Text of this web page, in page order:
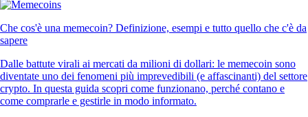
Che cos'è una memecoin? Definizione, esempi e tutto quello che c'è da
sapere
Dalle battute virali ai mercati da milioni di dollari: le memecoin sono
diventate uno dei fenomeni più imprevedibili (e affascinanti) del settore
crypto. In questa guida scopri come funzionano, perché contano e
come comprarle e gestirle in modo informato.